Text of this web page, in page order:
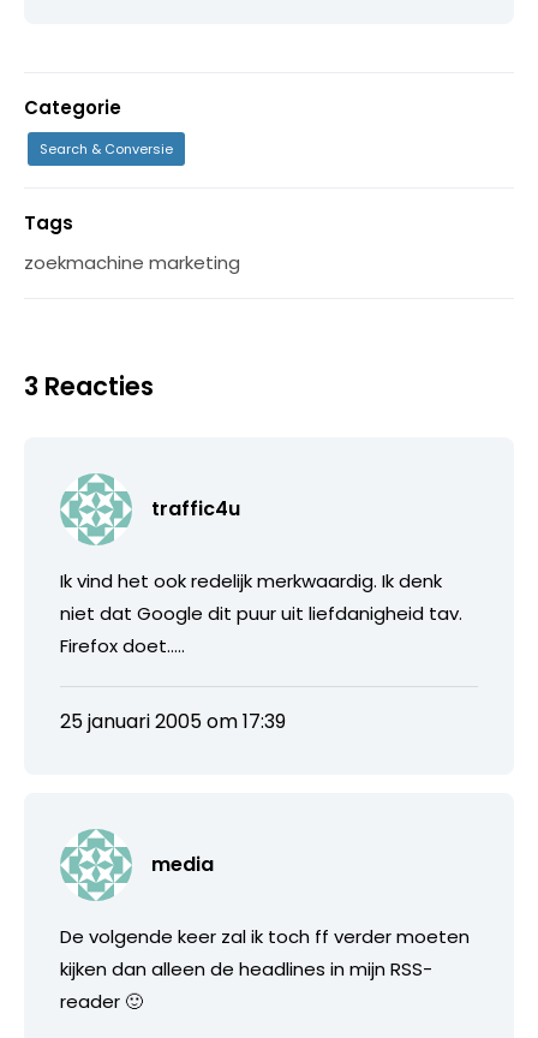
Categorie
Search & Conversie
Tags
zoekmachine marketing
3 Reacties
traffic4u
Ik vind het ook redelijk merkwaardig. Ik denk
niet dat Google dit puur uit liefdanigheid tav.
Firefox doet…..
25 januari 2005 om 17:39
media
De volgende keer zal ik toch ff verder moeten
kijken dan alleen de headlines in mijn RSS-
reader 🙂